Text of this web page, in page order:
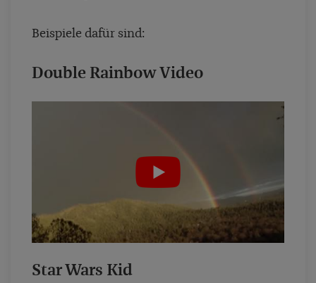
Beispiele dafür sind:
Double Rainbow Video
Star Wars Kid